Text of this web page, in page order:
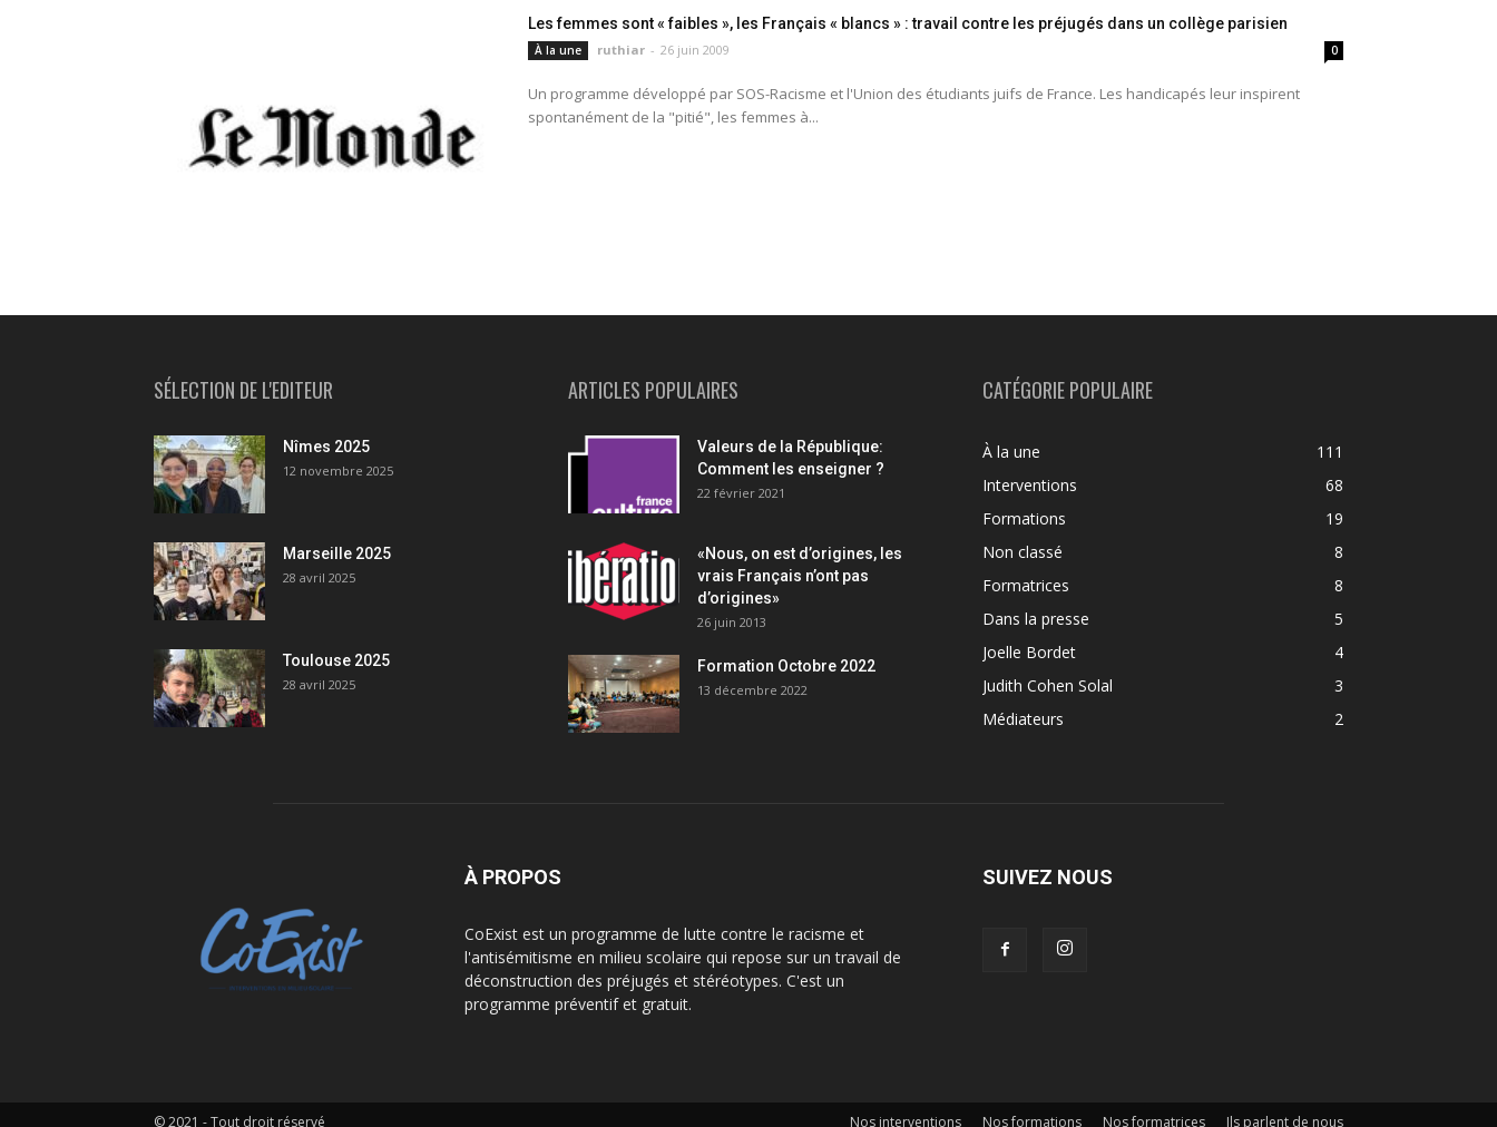
Les femmes sont « faibles », les Français « blancs » : travail contre les préjugés dans un collège parisien
À la une ruthiar - 26 juin 2009 0
Un programme développé par SOS-Racisme et l'Union des étudiants juifs de France. Les handicapés leur inspirent
spontanément de la "pitié", les femmes à...
SÉLECTION DE L'EDITEUR
Nîmes 2025
12 novembre 2025
Marseille 2025
28 avril 2025
Toulouse 2025
28 avril 2025
ARTICLES POPULAIRES
Valeurs de la République:
Comment les enseigner ?
22 février 2021
«Nous, on est d’origines, les
vrais Français n’ont pas
d’origines»
26 juin 2013
Formation Octobre 2022
13 décembre 2022
CATÉGORIE POPULAIRE
À la une
111
Interventions
68
Formations
19
Non classé
8
Formatrices
8
Dans la presse
5
Joelle Bordet
4
Judith Cohen Solal
3
Médiateurs
2
À PROPOS
CoExist est un programme de lutte contre le racisme et
l'antisémitisme en milieu scolaire qui repose sur un travail de
déconstruction des préjugés et stéréotypes. C'est un
programme préventif et gratuit.
SUIVEZ NOUS
Nos interventions Nos formations Nos formatrices Ils parlent de nous
© 2021 - Tout droit réservé